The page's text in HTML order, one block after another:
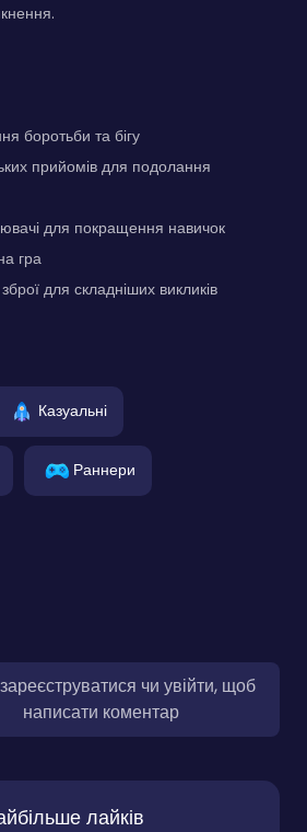
боротьби та бігу
прийомів для подолання
для покращення навичок
гра
для складніших викликів
Казуальні
Раннери
чи увійти, щоб
написати коментар
лайків